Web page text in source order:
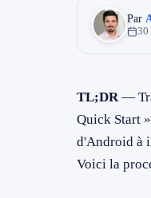
Par
30
TL;DR—
Quick Start
d'Android à
Voici la